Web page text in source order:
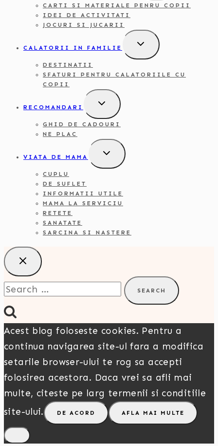
CARTI SI MATERIALE PENRU COPII
IDEI DE ACTIVITATI
JOCURI SI JUCARII
CALATORII IN FAMILIE
TOGGLE
CHILD
MENU
DESTINATII
SFATURI PENTRU CALATORIILE CU
COPII
RECOMANDARI
TOGGLE
CHILD
MENU
GHID DE CADOURI
NE PLAC
VIATA DE MAMA
TOGGLE
CHILD
MENU
CUPLU
DE SUFLET
INFORMATII UTILE
MAMA LA SERVICIU
RETETE
SANATATE
SARCINA SI NASTERE
Search
for:
Acest blog foloseste cookies. Pentru a
continua navigarea site-ul fara a modifica
setarile browser-ului te rog sa accepti
folosirea acestora. Daca vrei sa afli mai
multe, citeste pe larg termenii si conditiile
site-ului.
DE ACORD AFLA MAI MULTE